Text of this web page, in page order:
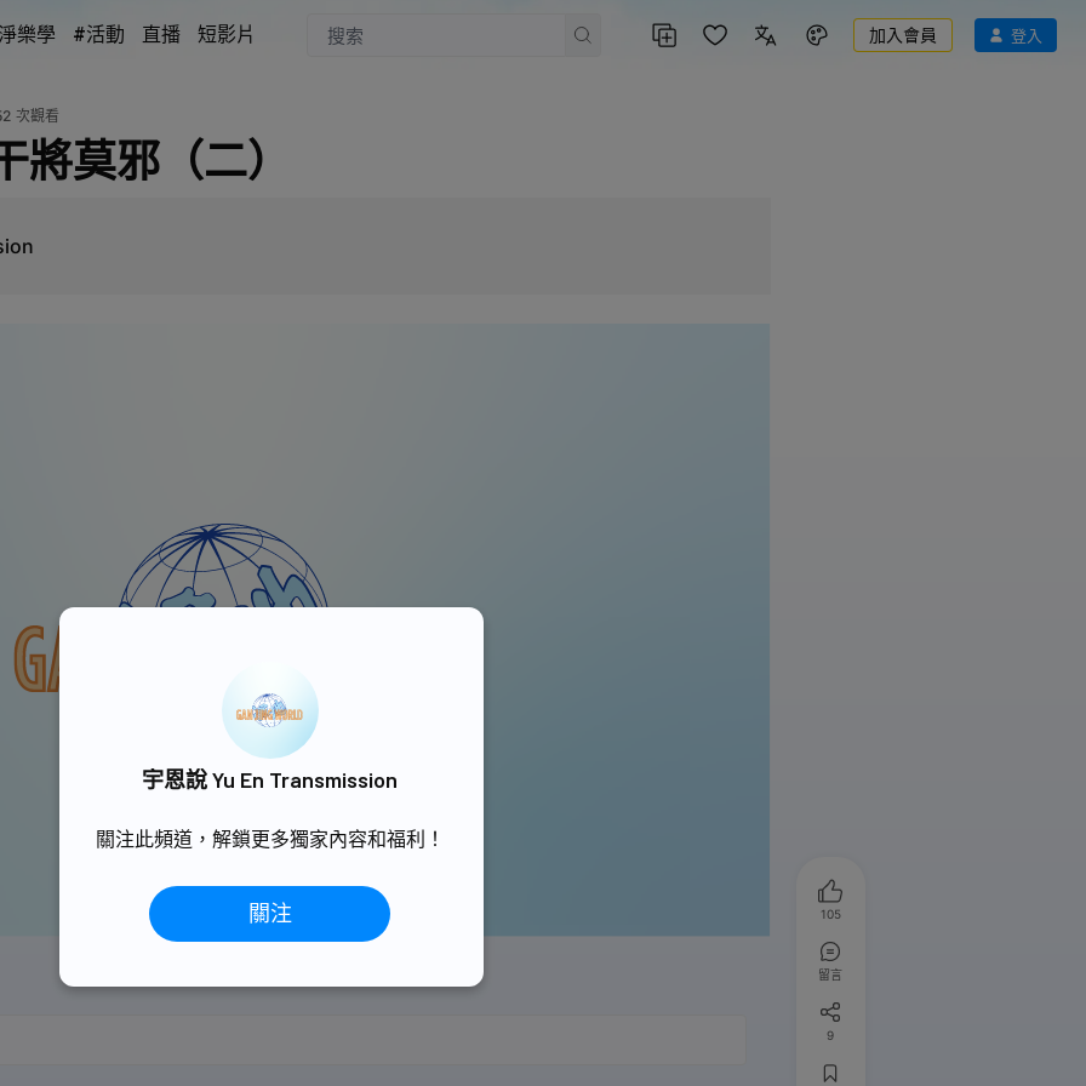
樂學 #活動 直播 短影片 加入會員 登入
次觀看
莫邪（二）
105
留言
9
宇恩說 Yu En Transmission
關注此頻道，解鎖更多獨家內容和福利！
關注